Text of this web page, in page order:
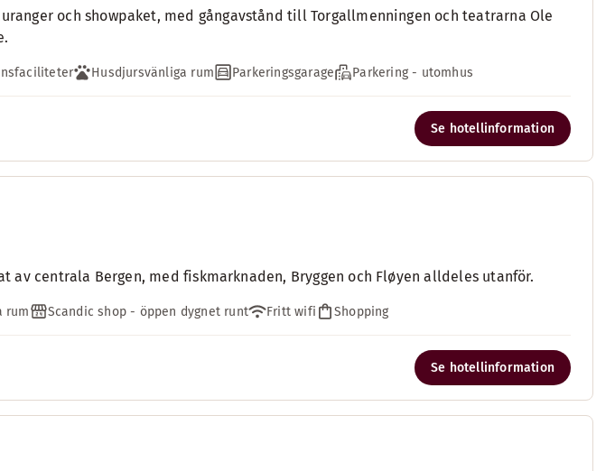
och showpaket, med gångavstånd till Torgallmenningen och teatrarna Ole
Husdjursvänliga rum Parkeringsgarage Parkering - utomhus
Se hotellinformation
av centrala Bergen, med fiskmarknaden, Bryggen och Fløyen alldeles utanför.
rum Scandic shop - öppen dygnet runt Fritt wifi Shopping
Se hotellinformation